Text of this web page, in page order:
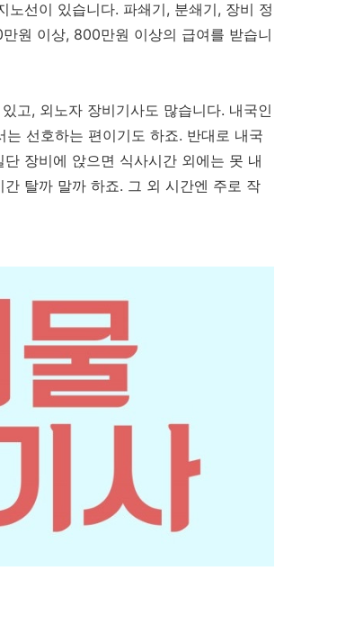
선이 있습니다. 파쇄기, 분쇄기, 장비 정
원 이상, 800만원 이상의 급여를 받습니
고, 외노자 장비기사도 많습니다. 내국인
선호하는 편이기도 하죠. 반대로 내국
장비에 앉으면 식사시간 외에는 못 내
탈까 말까 하죠. 그 외 시간엔 주로 작